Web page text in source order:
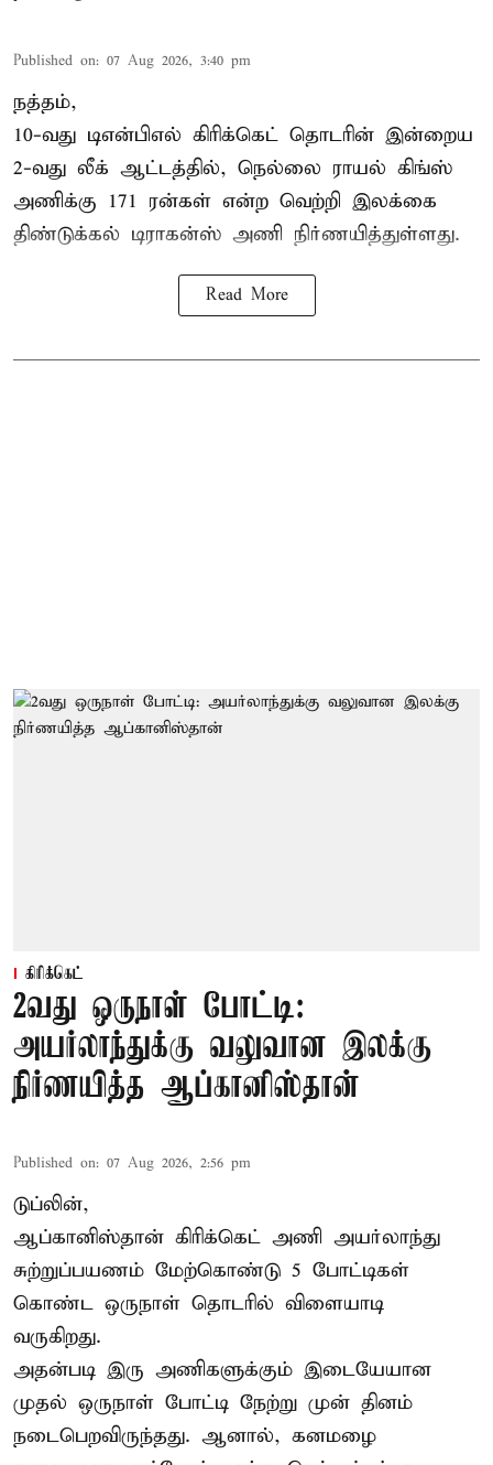
Published on: 07 Aug 2026, 3:40 pm
நத்தம்,
10-வது டிஎன்பிஎல் கிரிக்கெட் தொடரின் இன்றைய
2-வது லீக் ஆட்டத்தில், நெல்லை ராயல் கிங்ஸ்
அணிக்கு 171 ரன்கள் என்ற வெற்றி இலக்கை
திண்டுக்கல் டிராகன்ஸ் அணி நிர்ணயித்துள்ளது.
Read More
கிரிக்கெட்
2வது ஒருநாள் போட்டி:
அயர்லாந்துக்கு வலுவான இலக்கு
நிர்ணயித்த ஆப்கானிஸ்தான்
Published on: 07 Aug 2026, 2:56 pm
டுப்லின்,
ஆப்கானிஸ்தான் கிரிக்கெட் அணி அயர்லாந்து
சுற்றுப்பயணம் மேற்கொண்டு 5 போட்டிகள்
கொண்ட ஒருநாள் தொடரில் விளையாடி
வருகிறது.
அதன்படி இரு அணிகளுக்கும் இடையேயான
முதல் ஒருநாள் போட்டி நேற்று முன் தினம்
நடைபெறவிருந்தது. ஆனால், கனமழை